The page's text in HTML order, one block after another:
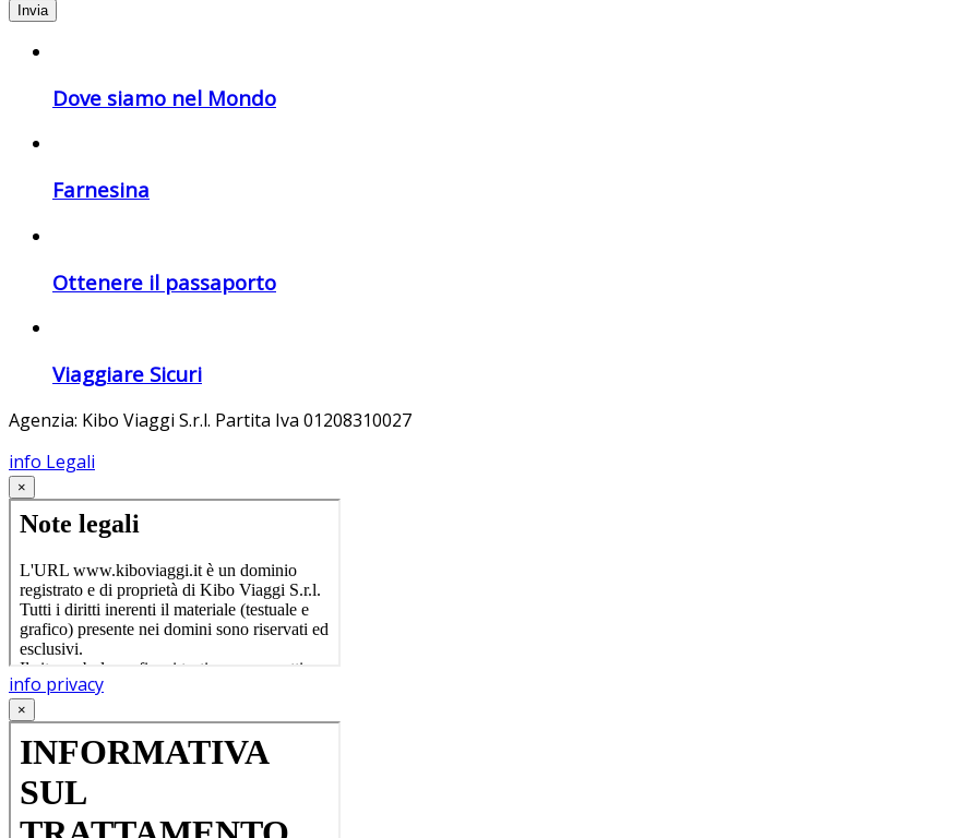
Invia
Dove siamo nel Mondo
Farnesina
Ottenere il passaporto
Viaggiare Sicuri
Agenzia: Kibo Viaggi S.r.l. Partita Iva 01208310027
info Legali
×
info privacy
×